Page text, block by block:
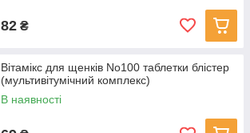
82 ₴
Вітамікс для щенків No100 таблетки блістер
(мультивітумічний комплекс)
В наявності